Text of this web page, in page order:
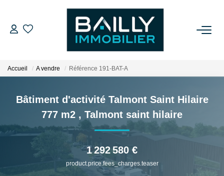
ACHETER
VENDRE
NOS AGENCES
Qui Sommes Nous
Accueil A vendre Référence 191-BAT-A
Bâtiment d'activité Talmont Saint Hilaire
777 m2 , Talmont saint hilaire
1 292 580 €
product.price.fees_charges.teaser